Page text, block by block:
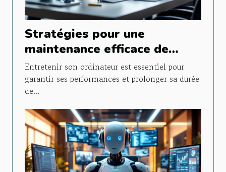
Stratégies pour une
maintenance efficace de
votre ordinateur
Entretenir son ordinateur est essentiel pour
garantir ses performances et prolonger sa durée
de...